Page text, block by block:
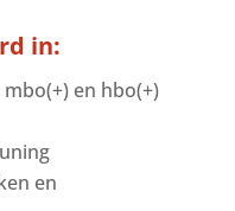
in:
en hbo(+)
en